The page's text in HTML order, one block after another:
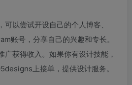
以尝试开设自己的个人博客、
账号，分享自己的兴趣和专长。
广获得收入。如果你有设计技能，
上接单，提供设计服务。